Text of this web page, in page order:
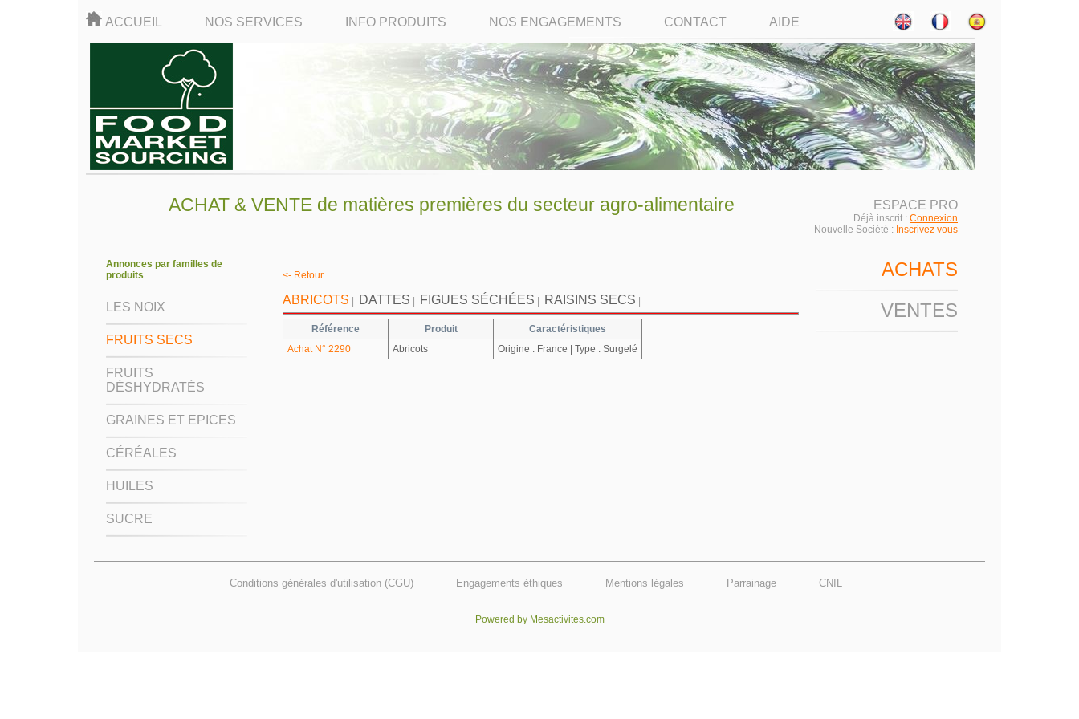
ACCUEIL NOS SERVICES INFO PRODUITS NOS ENGAGEMENTS CONTACT AIDE
ACHAT & VENTE de matières premières du secteur agro-alimentaire ESPACE PRO
Déjà inscrit : Connexion
Nouvelle Société : Inscrivez vous
Annonces par familles de
produits
LES NOIX
FRUITS SECS
FRUITS
DÉSHYDRATÉS
GRAINES ET EPICES
CÉRÉALES
HUILES
SUCRE
<- Retour
ABRICOTS DATTES FIGUES SÉCHÉES RAISINS SECS
Référence Produit
Caractéristiques
Achat N° 2290
Abricots Origine : France | Type : Surgelé
ACHATS
VENTES
Conditions générales d'utilisation (CGU) Engagements éthiques Mentions légales Parrainage CNIL
Powered by Mesactivites.com